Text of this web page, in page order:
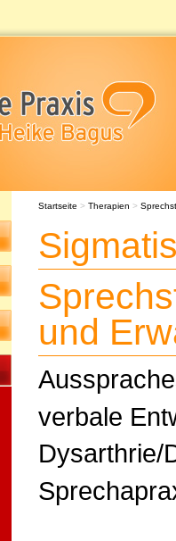
Startseite > Therapien >
und
verbale
Dysarthrie/